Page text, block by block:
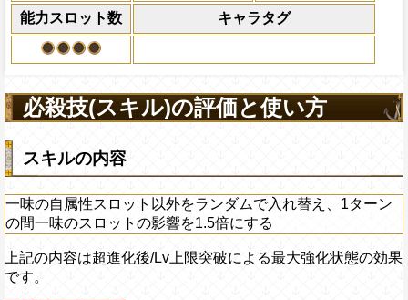
能力スロット数 キャラタグえている時、体力満
になる)、全プレイヤ
アクション
を30%下げ、斬撃タ
げる
必殺技(スキル)の評価と使い方
スキルの内容
一味の自属性スロット以外をランダムで入れ替え、1ターン
の間一味のスロットの影響を1.5倍にする
上記の内容は超進化後/Lv上限突破による最大強化状態の効果
です。